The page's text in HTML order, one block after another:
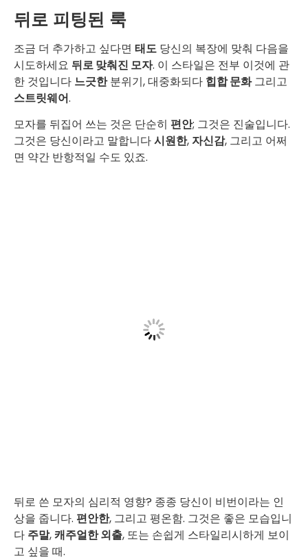
뒤로 피팅된 룩
조금 더 추가하고 싶다면 태도 당신의 복장에 맞춰 다음을
시도하세요 뒤로 맞춰진 모자. 이 스타일은 전부 이것에 관
한 것입니다 느긋한분위기, 대중화되다 힙합 문화그리고
스트릿웨어.
모자를 뒤집어 쓰는 것은 단순히 편안; 그것은 진술입니다.
그것은 당신이라고 말합니다시원한,자신감, 그리고 어쩌
면 약간 반항적일 수도 있죠.
뒤로 쓴 모자의 심리적 영향? 종종 당신이 비번이라는 인
상을 줍니다. 편안한, 그리고 평온함. 그것은 좋은 모습입니
다 주말,캐주얼한 외출, 또는 손쉽게 스타일리시하게 보이
고 싶을 때.